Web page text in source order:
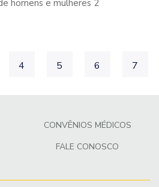
homens e mulheres 2
4 5 6 7
CONVÊNIOS MÉDICOS
FALE CONOSCO